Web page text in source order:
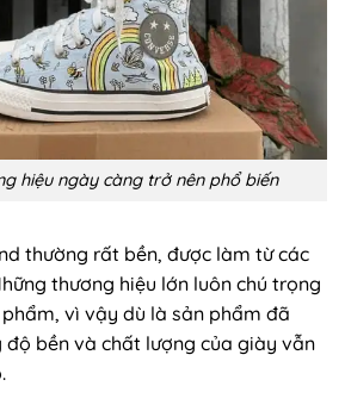
hiệu ngày càng trở nên phổ biến
thường rất bền, được làm từ các
thương hiệu lớn luôn chú trọng
vì vậy dù là sản phẩm đã
độ bền và chất lượng của giày vẫn